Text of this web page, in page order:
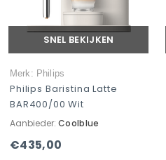
SNEL BEKIJKEN
Merk: Philips
Philips Baristina Latte
BAR400/00 Wit
Aanbieder: Coolblue
€435,00